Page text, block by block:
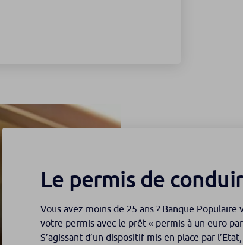
Le permis de
Vous avez moins de 25 ans ? Banque
votre permis avec le prêt « permis à un euro par
S’agissant d’un dispositif mis en place par